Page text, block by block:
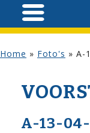
Home » Foto's » A-
A-13-